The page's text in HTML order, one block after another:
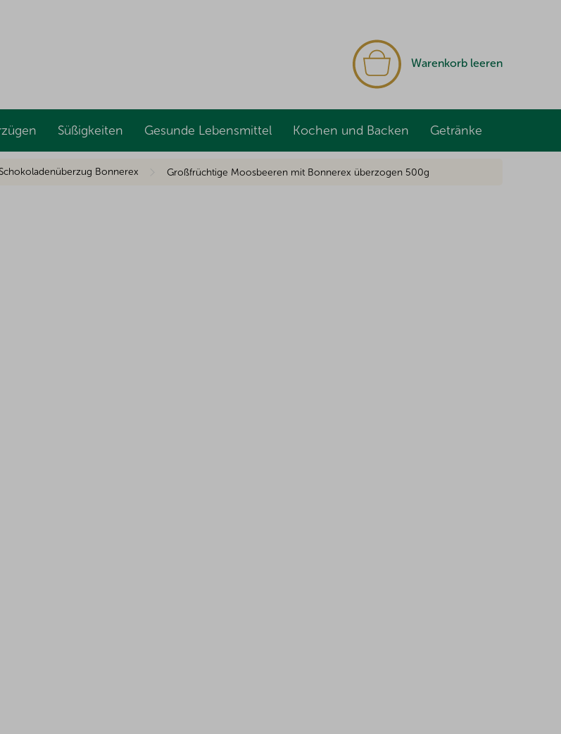
Warenkorb leeren
Süßigkeiten Gesunde Lebensmittel Kochen und Backen Getränke
Bonnerex Großfrüchtige Moosbeeren mit Bonnerex überzogen 500g